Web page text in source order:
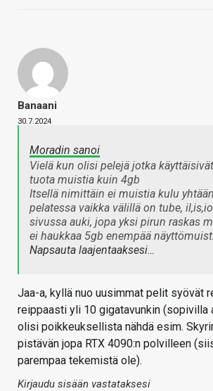
Banaani
30.7.2024
Moradin sanoi
Vielä kun olisi pelejä jotka
tuota muistia kuin 4gb
Itsellä nimittäin ei muistia kulu
pelatessa vaikka välillä on tube,
sivussa auki, jopa yksi pirun raskas
ei haukkaa 5gb enempää
Napsauta laajentaaksesi…
Jaa-a, kyllä nuo uusimmat pelit syövät
reippaasti yli 10 gigatavunkin (sopivilla
olisi poikkeuksellista nähdä esim.
pistävän jopa RTX 4090:n polvilleen
parempaa tekemistä ole).
Kirjaudu sisään vastataksesi